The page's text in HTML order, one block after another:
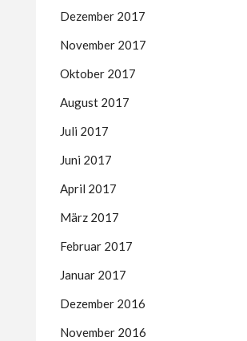
Dezember 2017
November 2017
Oktober 2017
August 2017
Juli 2017
Juni 2017
April 2017
März 2017
Februar 2017
Januar 2017
Dezember 2016
November 2016